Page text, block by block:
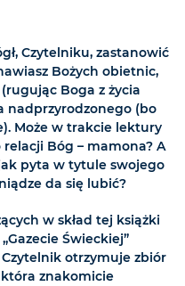
Czytelniku, zastanowić
Bożych obietnic,
Boga z życia
nadprzyrodzonego (bo
Może w trakcie lektury
Bóg – mamona? A
pyta w tytule swojego
da się lubić?
w skład tej książki
Świeckiej”
otrzymuje zbiór
znakomicie